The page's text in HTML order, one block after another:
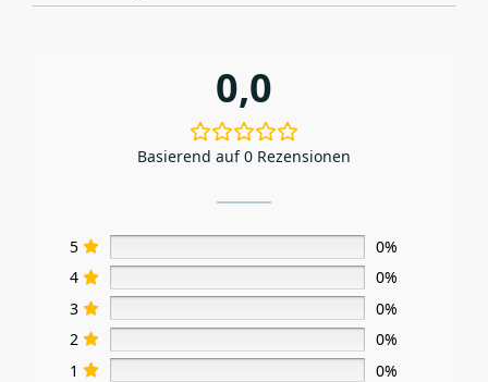
0,0
Basierend auf 0 Rezensionen
5
0%
4
0%
3
0%
2
0%
1
0%